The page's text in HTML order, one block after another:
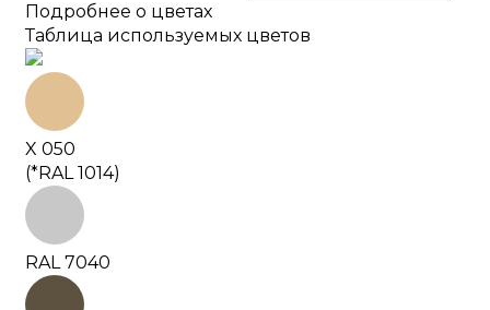
Подробнее о цветах
Таблица используемых цветов
X 050
(*RAL 1014)
RAL 7040